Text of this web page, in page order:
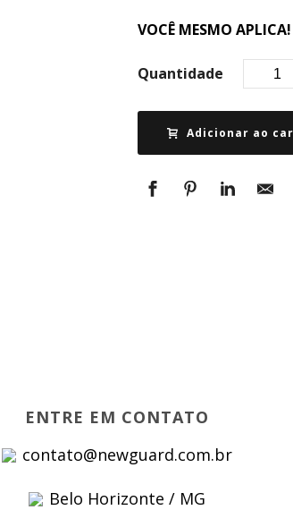
VOCÊ MESMO APLICA!
Quantidade
Adicionar ao
ENTRE EM CONTATO
contato@newguard.com.br
Belo Horizonte / MG